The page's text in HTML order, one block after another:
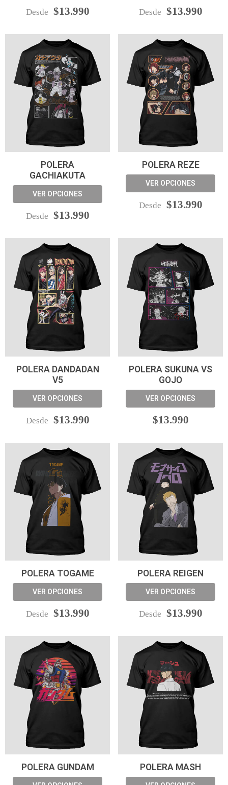
Desde $13.990 Desde $13.990
POLERA
GACHIAKUTA
VER OPCIONES
Desde $13.990
POLERA REZE
VER OPCIONES
Desde $13.990
POLERA DANDADAN
V5
VER OPCIONES
Desde $13.990
POLERA SUKUNA VS
GOJO
VER OPCIONES
$13.990
POLERA TOGAME
VER OPCIONES
Desde $13.990
POLERA REIGEN
VER OPCIONES
Desde $13.990
POLERA GUNDAM POLERA MASH